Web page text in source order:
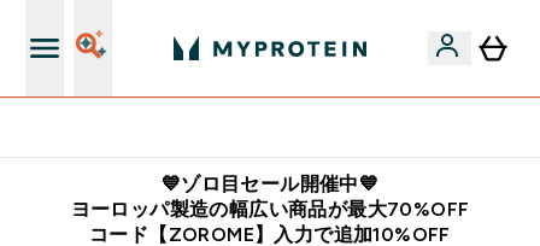
💙ゾロ目セール開催中💙
ヨーロッパ製造の幅広い商品が最大70%OFF
コード【ZOROME】入力で追加10%OFF